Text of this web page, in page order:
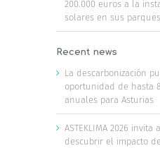
200.000 euros a la
solares en sus
Recent news
La descarbonización
oportunidad de hasta
anuales para Asturias
ASTEKLIMA 2026
descubrir el impacto